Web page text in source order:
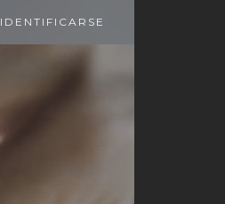
IDENTIFICARSE